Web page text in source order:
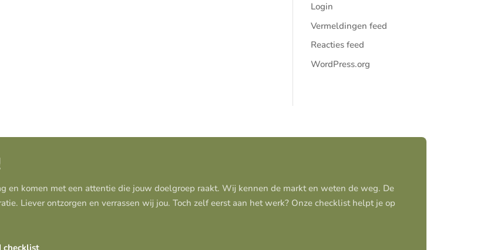
Login
Vermeldingen feed
Reacties feed
WordPress.org
en komen met een attentie die jouw doelgroep raakt. Wij kennen de markt en weten de weg. De
Liever ontzorgen en verrassen wij jou. Toch zelf eerst aan het werk? Onze checklist helpt je op